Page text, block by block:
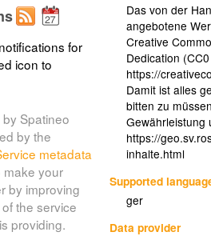
Das von der
angebotene
Creative
Dedication
https://
Damit ist alles
bitten zu
Gewährleistung
https://
inhalte.html
Supported
ger
Data provider
mit
und
for
icon to
Spatineo
by the
metadata
make your
by improving
the service
providing.